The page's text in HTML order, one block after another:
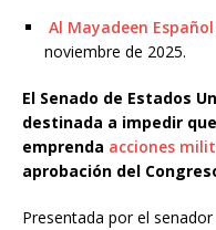
Al Mayadeen Español
noviembre de 2025.
El Senado de Estados
destinada a impedir
emprenda acciones
aprobación del
Presentada por el